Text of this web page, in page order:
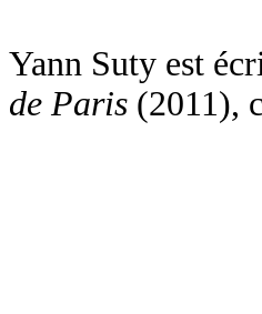
Yann Suty est
de Paris (2011),